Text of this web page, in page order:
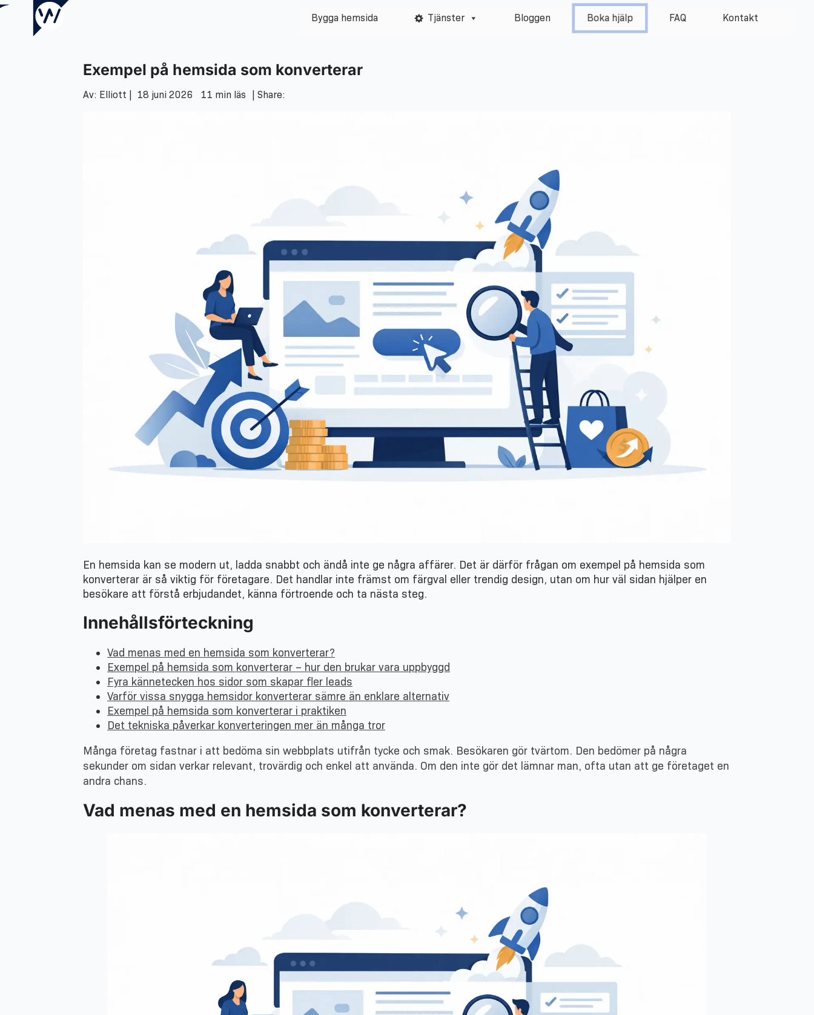
Bygga hemsida Tjänster Bloggen Boka hjälp FAQ Kontakt
Exempel på hemsida som konverterar
Av: Elliott | 18 juni 2026 11 min läs | Share:
En hemsida kan se modern ut, ladda snabbt och ändå inte ge några affärer. Det är därför frågan om exempel på hemsida som
konverterar är så viktig för företagare. Det handlar inte främst om färgval eller trendig design, utan om hur väl sidan hjälper en
besökare att förstå erbjudandet, känna förtroende och ta nästa steg.
Innehållsförteckning
Vad menas med en hemsida som konverterar?
Exempel på hemsida som konverterar – hur den brukar vara uppbyggd
Fyra kännetecken hos sidor som skapar fler leads
Varför vissa snygga hemsidor konverterar sämre än enklare alternativ
Exempel på hemsida som konverterar i praktiken
Det tekniska påverkar konverteringen mer än många tror
Många företag fastnar i att bedöma sin webbplats utifrån tycke och smak. Besökaren gör tvärtom. Den bedömer på några
sekunder om sidan verkar relevant, trovärdig och enkel att använda. Om den inte gör det lämnar man, ofta utan att ge företaget en
andra chans.
Vad menas med en hemsida som konverterar?